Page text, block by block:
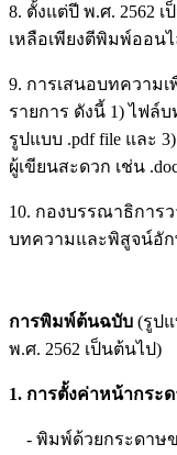
8. ตั้งแต่ปี พ.ศ. 2562
เหลือเพียงตีพิมพ์ออน
9. การเสนอบทความ
รายการ ดังนี้ 1) ไฟล์
รูปแบบ .pdf file และ
ผู้เขียนสะดวก เช่น
10. กองบรรณาธิการ
บทความและพิสูจน์อั
การพิมพ์ต้นฉบับ (รูป
พ.ศ. 2562 เป็นต้นไป)
1. การตั้งค่าหน้ากระ
- พิมพ์ด้วยกระดาษข